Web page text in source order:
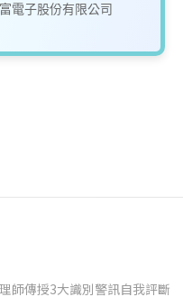
電子股份有限公司